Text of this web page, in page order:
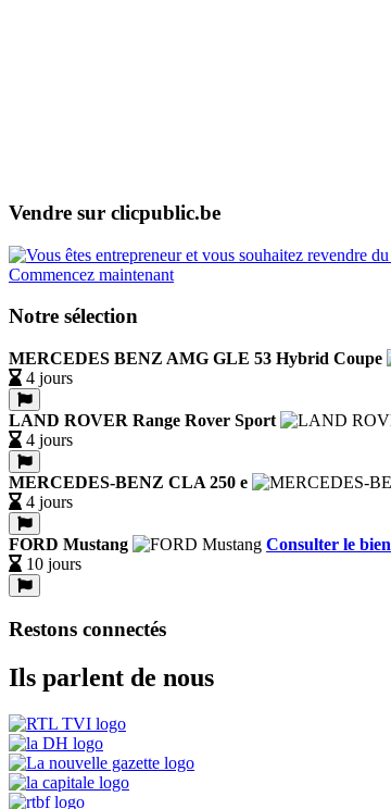
Vendre sur clicpublic.be
Commencez maintenant
Notre sélection
MERCEDES BENZ AMG GLE 53 Hybrid Coupe
4 jours
LAND ROVER Range Rover Sport
4 jours
MERCEDES-BENZ CLA 250 e
4 jours
FORD Mustang
Consulter le bien
10 jours
Restons connectés
Ils parlent de nous